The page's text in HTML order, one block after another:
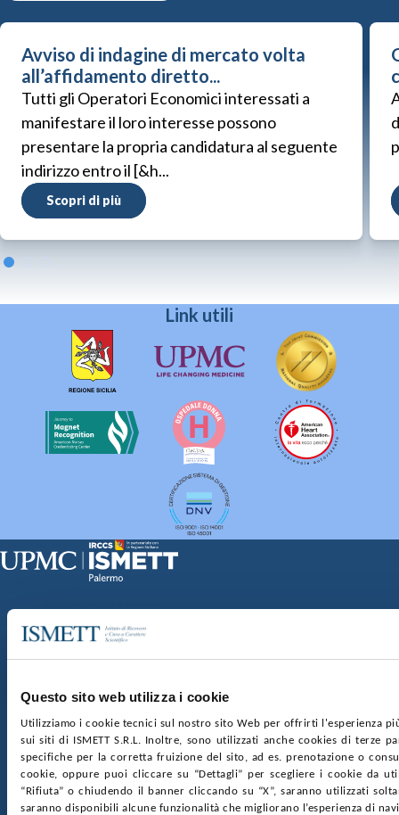
Questo sito web utilizza i cookie
Utilizziamo i cookie tecnici sul nostro sito Web per offrirti l'esperienza
sui siti di ISMETT S.R.L. Inoltre, sono utilizzati anche cookies di terze
specifiche per la corretta fruizione del sito, ad es. prenotazione o
cookie, oppure puoi cliccare su “Dettagli” per scegliere i cookie da
“Rifiuta” o chiudendo il banner cliccando su “X”, saranno utilizzati
saranno disponibili alcune funzionalità che migliorano l’esperienza di
Avviso di indagine di mercato volta
all’affidamento diretto...
Tutti gli Operatori Economici interessati a
manifestare il loro interesse possono
presentare la propria candidatura al seguente
indirizzo entro il [&h...
Scopri di più
Link utili
Via Discesa dei Giudici 4 90133 Palermo
nr. REA PA-201818 P.I. 04544550827
SOCIETÀ TRASPARENTE WHISTLEBLOWING
GARE E CONTRATTIPRIVACYCOOKIE POLICY
SOSTIENICIMAPPA DEL SITOACCESSIBILITÀ
CONTATTI